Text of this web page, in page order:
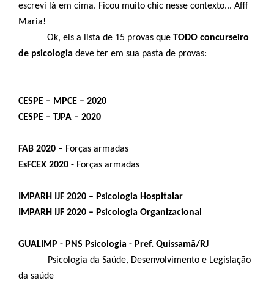
escrevi lá em cima. Ficou muito chic nesse contexto... Afff
Maria!
Ok, eis a lista de 15 provas queTODO concurseiro
de psicologia deve ter em sua pasta de provas:
CESPE – MPCE – 2020
CESPE – TJPA – 2020
FAB 2020 – Forças armadas
EsFCEX 2020 - Forças armadas
IMPARH IJF 2020 – Psicologia Hospitalar
IMPARH IJF 2020 – Psicologia Organizacional
GUALIMP - PNS Psicologia - Pref. Quissamã/RJ
Psicologia da Saúde, Desenvolvimento e Legislação
da saúde